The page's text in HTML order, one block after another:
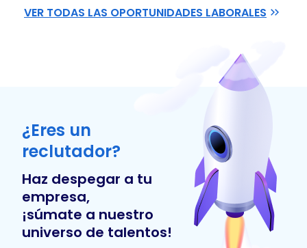
VER TODAS LAS OPORTUNIDADES LABORALES
¿Eres un
reclutador?
Haz despegar a tu
empresa,
¡súmate a nuestro
universo de talentos!